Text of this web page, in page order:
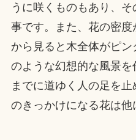
うに咲くものもあり、
事です。また、花の密度
から見ると木全体がピ
のような幻想的な風景
までに道ゆく人の足を
のきっかけになる花は他